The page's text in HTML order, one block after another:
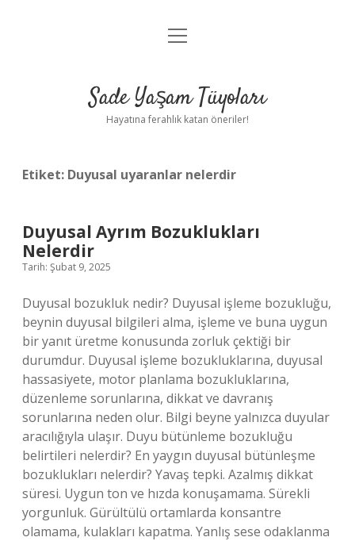
Anasayfa
Yasal Uyarı
menüyü
Sade Yaşam Tüyoları
Hayatına ferahlık katan öneriler!
Etiket: Duyusal uyaranlar nelerdir
Duyusal Ayrım Bozuklukları
Nelerdir
Tarih: Şubat 9, 2025
Duyusal bozukluk nedir? Duyusal işleme bozukluğu,
beynin duyusal bilgileri alma, işleme ve buna uygun
bir yanıt üretme konusunda zorluk çektiği bir
durumdur. Duyusal işleme bozukluklarına, duyusal
hassasiyete, motor planlama bozukluklarına,
düzenleme sorunlarına, dikkat ve davranış
sorunlarına neden olur. Bilgi beyne yalnızca duyular
aracılığıyla ulaşır. Duyu bütünleme bozukluğu
belirtileri nelerdir? En yaygın duyusal bütünleşme
bozuklukları nelerdir? Yavaş tepki. Azalmış dikkat
süresi. Uygun ton ve hızda konuşamama. Sürekli
yorgunluk. Gürültülü ortamlarda konsantre
olamama, kulakları kapatma. Yanlış sese odaklanma